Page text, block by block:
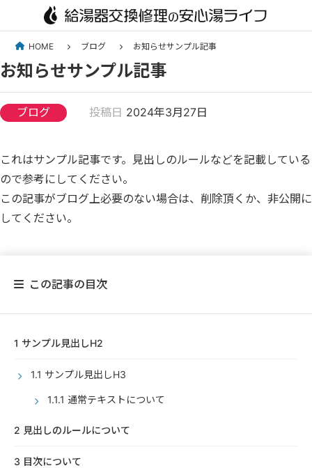
to
contentHOME ブログ お知らせサンプル記事
お知らせサンプル記事
ブログ 投稿日 2024年3月27日
これはサンプル記事です。見出しのルールなどを記載している
ので参考にしてください。
この記事がブログ上必要のない場合は、削除頂くか、非公開に
してください。
この記事の目次
1 サンプル見出しH2
1.1 サンプル見出しH3
1.1.1 通常テキストについて
2 見出しのルールについて
3 目次について